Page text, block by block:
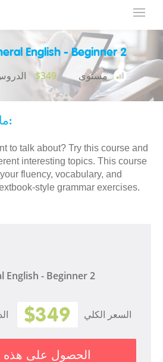
English - Beginner 2
20 $349 مستوى
ماذا يوجد في الداخل:
to talk about? Try this course and
interesting topics. This course
fluency, vocabulary, and
style grammar exercises.
English - Beginner 2
$349 السعر الكلي
الحصول على هذه